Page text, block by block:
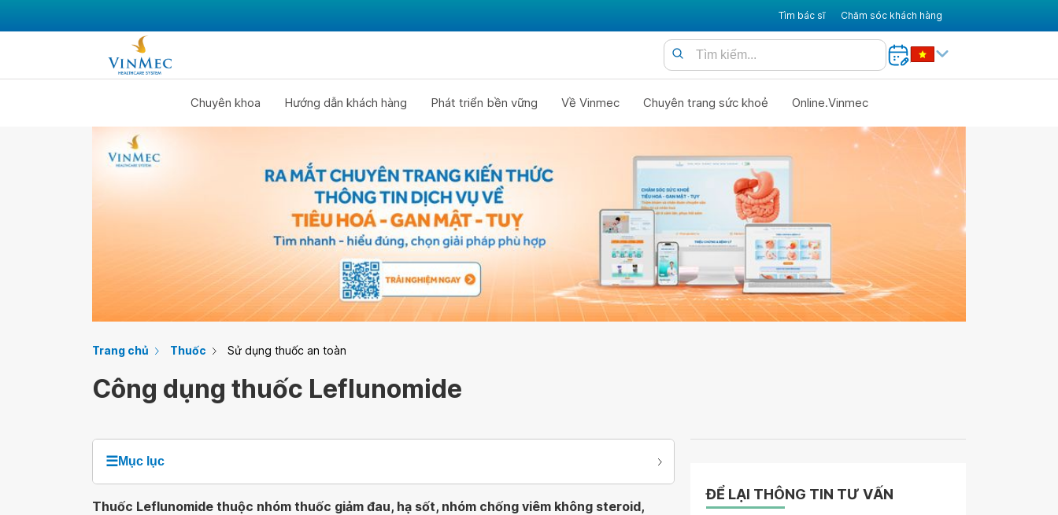
Tìm bác sĩ Chăm sóc khách hàng
Chuyên khoa Hướng dẫn khách hàng Phát triển bền vững Về Vinmec Chuyên trang sức khoẻ Online.Vinmec
Trang chủ Thuốc Sử dụng thuốc an toàn
Công dụng thuốc Leflunomide
☰Mục lục
Thuốc Leflunomide thuộc nhóm thuốc giảm đau, hạ sốt, nhóm chống viêm không steroid,
ĐỂ LẠI THÔNG TIN TƯ VẤN